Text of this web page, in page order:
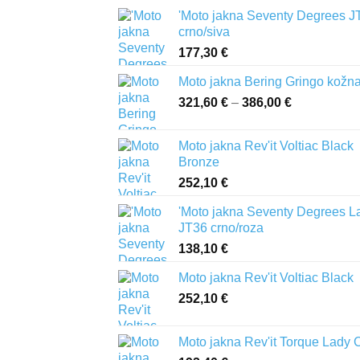
'Moto jakna Seventy Degrees
crno/siva
177,30 €
Moto jakna Bering Gringo kožna
321,60 € – 386,00 €
321,60 €
Moto jakna Rev'it Voltiac Black
Bronze
252,10 €
'Moto jakna Seventy Degrees
JT36 crno/roza
138,10 €
Moto jakna Rev'it Voltiac Black
252,10 €
Moto jakna Rev'it Torque Lady